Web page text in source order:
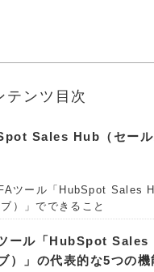
テンツ目次
Sales Hub（セール
ツール「HubSpot Sales
）」でできること
ール「HubSpot Sales
）」の代表的な5つの機